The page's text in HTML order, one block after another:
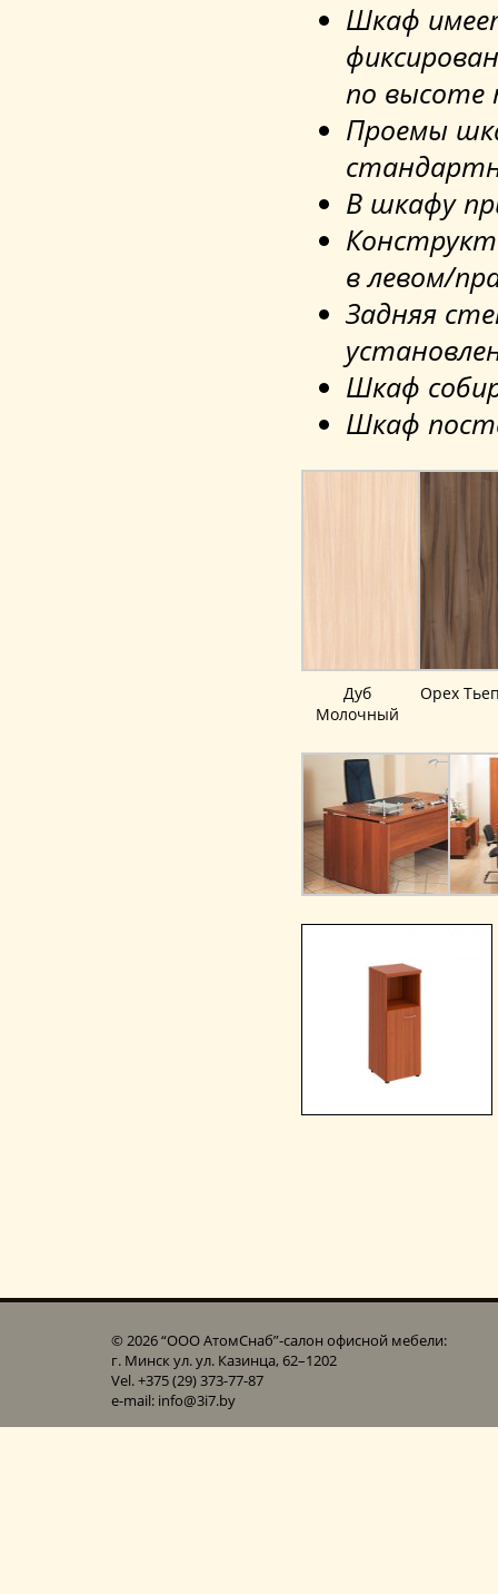
Шкаф
по высоте
Проемы
В шкафу
в левом/
Задняя
Шкаф
Шкаф
Дуб
Молочный
Орех
© 2026 “ООО АтомСнаб”-cалон офисной мебели:
г. Минск ул. ул. Казинца, 62–1202
Vel. +375 (29) 373-77-87
e-mail: info@3i7.by